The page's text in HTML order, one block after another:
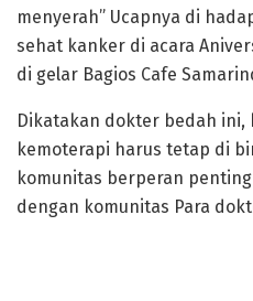
menyerah” Ucapnya di
sehat kanker di acara
di gelar Bagios Cafe
Dikatakan dokter bedah
kemoterapi harus tetap di
komunitas berperan
dengan komunitas Para